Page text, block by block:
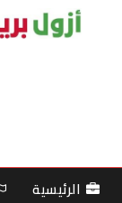
الرئيسية